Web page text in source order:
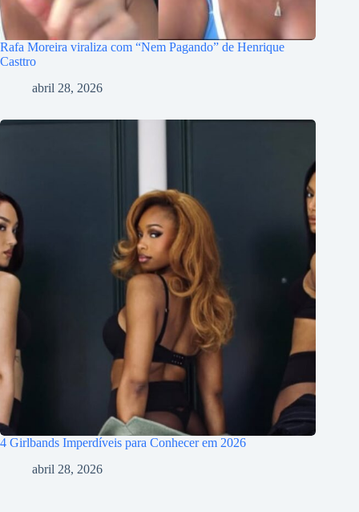
Rafa Moreira viraliza com “Nem Pagando” de Henrique
Casttro
abril 28, 2026
4 Girlbands Imperdíveis para Conhecer em 2026
abril 28, 2026